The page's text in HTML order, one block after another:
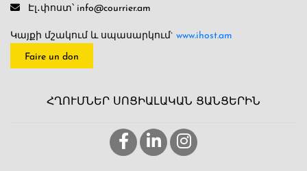
Էլ․փոստ՝ info@courrier.am
Կայքի մշակում և սպասարկում` www.ihost.am
Faire un don
ՀՂՈՒՄՆԵՐ ՍՈՑԻԱԼԱԿԱՆ ՑԱՆՑԵՐԻՆ